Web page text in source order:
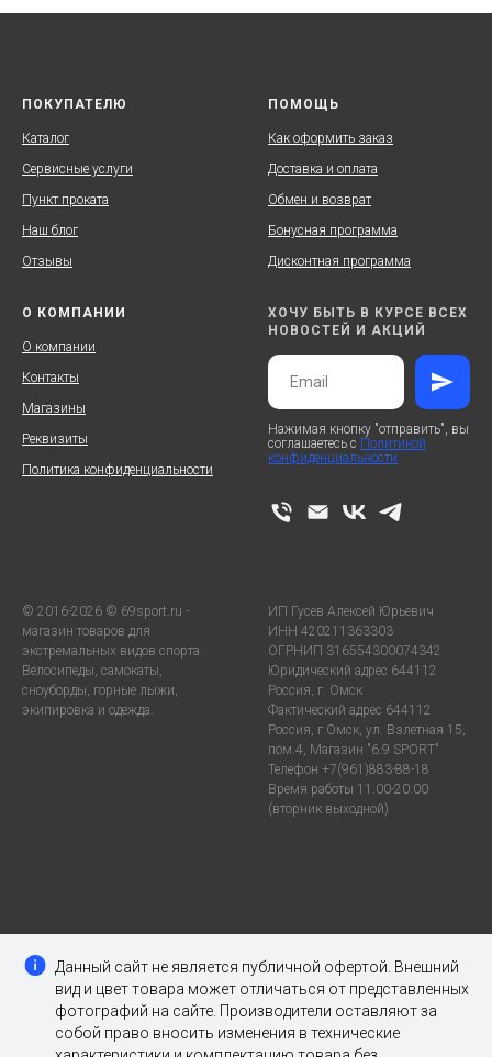
ПОКУПАТЕЛЮ
Каталог
Сервисные услуги
Пункт проката
Наш блог
Отзывы
ПОМОЩЬ
Как оформить заказ
Доставка и оплата
Обмен и возврат
Бонусная программа
Дисконтная программа
О КОМПАНИИ
О компании
Контакты
Магазины
Реквизиты
Политика конфиденциальности
ХОЧУ БЫТЬ В КУРСЕ ВСЕХ
НОВОСТЕЙ И АКЦИЙ
Нажимая кнопку "отправить", вы
соглашаетесь с Политикой
конфиденциальности
© 2016-2026 © 69sport.ru -
магазин товаров для
экстремальных видов спорта.
Велосипеды, самокаты,
сноуборды, горные лыжи,
экипировка и одежда.
ИП Гусев Алексей Юрьевич
ИНН 420211363303
ОГРНИП 316554300074342
Юридический адрес 644112
Россия, г. Омск
Фактический адрес 644112
Россия, г.Омск, ул. Взлетная 15,
пом.4, Магазин "6.9 SPORT"
Телефон +7(961)883-88-18
Время работы 11:00-20:00
(вторник выходной)
Данный сайт не является публичной офертой. Внешний
вид и цвет товара может отличаться от представленных
фотографий на сайте. Производители оставляют за
собой право вносить изменения в технические